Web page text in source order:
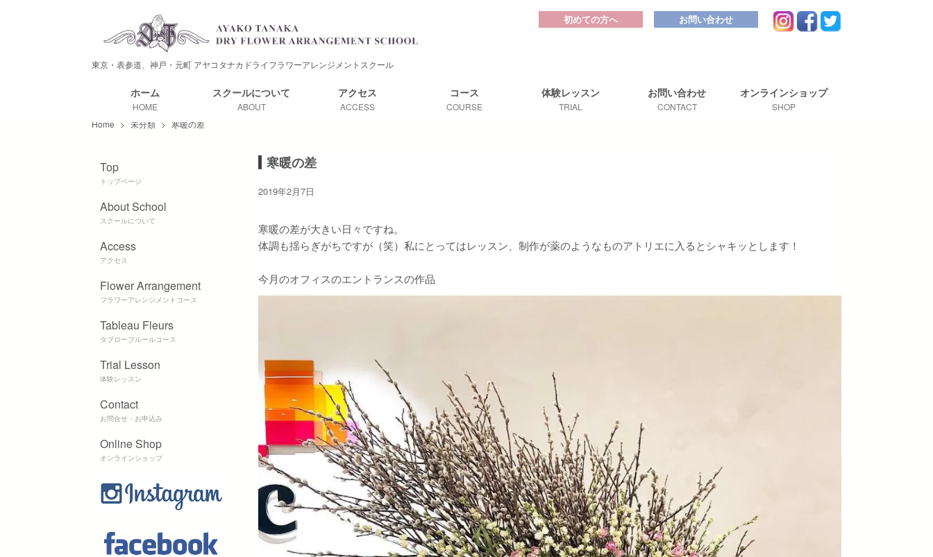
東京・表参道、神戸・元町 アヤコタナカドライフラワーアレンジメントスクール
初めての方へ お問い合わせ
ホーム
HOME
スクールについて
ABOUT
アクセス
ACCESS
コース
COURSE
体験レッスン
TRIAL
お問い合わせ
CONTACT
オンラインショップ
SHOP
Home > 未分類 > 寒暖の差
寒暖の差
2019年2月7日
寒暖の差が大きい日々ですね。
体調も揺らぎがちですが（笑）私にとってはレッスン、制作が薬のようなものアトリエに入るとシャキッとします！
今月のオフィスのエントランスの作品
Top
トップページ
About School
スクールについて
Access
アクセス
Flower Arrangement
フラワーアレンジメントコース
Tableau Fleurs
タブローフルールコース
Trial Lesson
体験レッスン
Contact
お問合せ・お申込み
Online Shop
オンラインショップ